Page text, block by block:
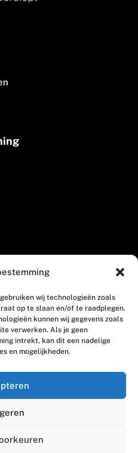
wij technologieën zoals
op te slaan en/of te raadplegen.
kunnen wij gegevens zoals
verwerken. Als je geen
intrekt, kan dit een nadelige
en mogelijkheden.